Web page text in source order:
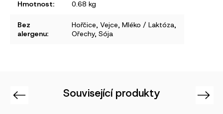
Hmotnost: 0.68 kg
Bez
alergenu:
Hořčice, Vejce, Mléko / Laktóza,
Ořechy, Sója
Související produkty
Previous Next